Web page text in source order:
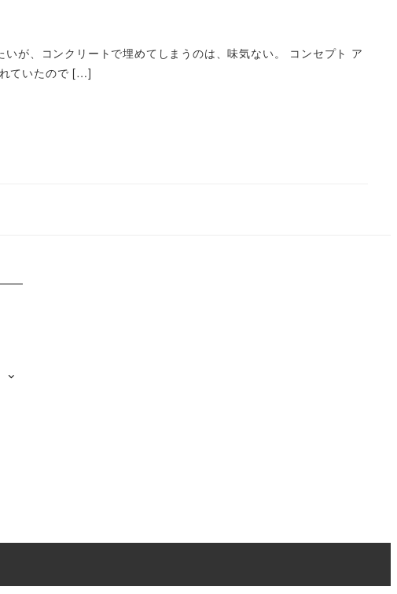
が、コンクリートで埋めてしまうのは、味気ない。 コンセプト ア
ていたので […]